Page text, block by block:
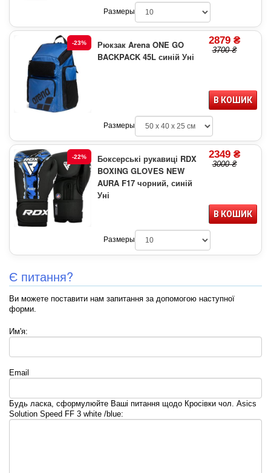
Размеры
-23%
Рюкзак Arena ONE GO
BACKPACK 45L синій Уні
2879 ₴
3700 ₴
В КОШИК
Размеры
-22%
Боксерські рукавиці RDX
BOXING GLOVES NEW
AURA F17 чорний, синій
Уні
2349 ₴
3000 ₴
В КОШИК
Размеры
Є питання?
Ви можете поставити нам запитання за допомогою наступної
форми.
Им'я:
Email
Будь ласка, сформулюйте Ваші питання щодо Кросівки чол. Asics
Solution Speed FF 3 white /blue: